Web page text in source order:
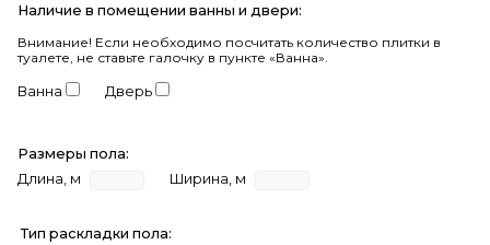
Наличие в помещении ванны и двери:
Внимание! Если необходимо посчитать количество плитки в
туалете, не ставьте галочку в пункте «Ванна».
Ванна Дверь
Размеры пола:
Длина, м
Ширина, м
Тип раскладки пола: